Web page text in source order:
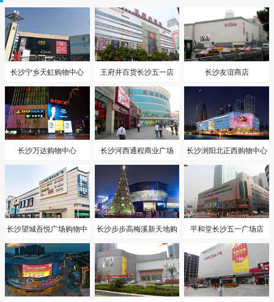
长沙宁乡天虹购物中心 王府井百货长沙五一店 长沙友谊商店
长沙万达购物中心 长沙河西通程商业广场 长沙浏阳北正西购物中心
长沙望城吾悦广场购物中
心
长沙步步高梅溪新天地购 平和堂长沙五一广场店